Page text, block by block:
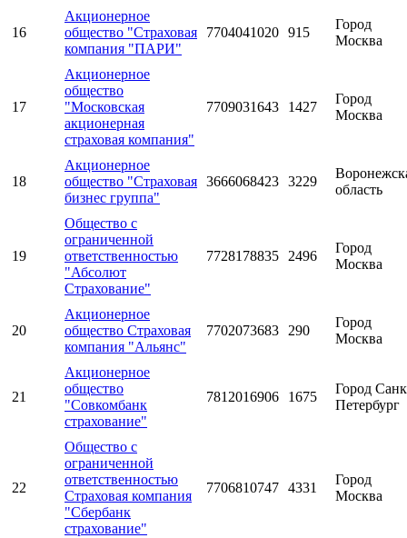
16
Акционерное
общество "Страховая
компания "ПАРИ"
7704041020 915
Город
Москва
17
Акционерное
общество
"Московская
акционерная
страховая компания"
7709031643 1427
Город
Москва
18
Акционерное
общество "Страховая
бизнес группа"
3666068423 3229
область
19
Общество с
ограниченной
ответственностью
"Абсолют
Страхование"
7728178835 2496
Город
Москва
20
Акционерное
общество Страховая
компания "Альянс"
7702073683 290
Город
Москва
21
Акционерное
общество
"Совкомбанк
страхование"
7812016906 1675
Город
Петербург
22
Общество с
ограниченной
ответственностью
Страховая компания
"Сбербанк
страхование"
7706810747 4331
Город
Москва